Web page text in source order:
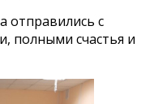
отправились с
полными счастья и